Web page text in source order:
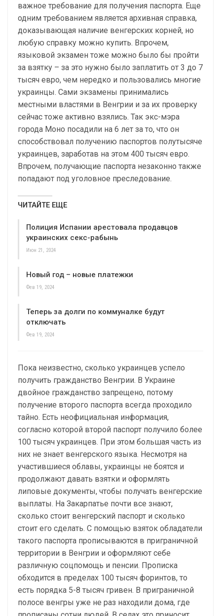
важное требование для получения паспорта. Еще
одним требованием является архивная справка,
доказывающая наличие венгерских корней, но
любую справку можно купить. Впрочем,
языковой экзамен тоже можно было бы пройти
за взятку – за это нужно было заплатить от 3 до 7
тысяч евро, чем нередко и пользовались многие
украинцы. Сами экзамены принимались
местными властями в Венгрии и за их проверку
сейчас тоже активно взялись. Так экс-мэра
города Моно посадили на 6 лет за то, что он
способствовал получению паспортов полутысяче
украинцев, заработав на этом 400 тысяч евро.
Впрочем, получающие паспорта незаконно также
попадают под уголовное преследование.
ЧИТАЙТЕ ЕЩЕ
Полиция Испании арестовала продавцов
украинских секс-рабынь
Июн 21, 2024
Новый год – новые платежки
Фев 19, 2024
Теперь за долги по коммуналке будут
отключать
Фев 19, 2024
Пока неизвестно, сколько украинцев успело
получить гражданство Венгрии. В Украине
двойное гражданство запрещено, потому
получение второго паспорта всегда проходило
тайно. Есть неофициальная информация,
согласно которой второй паспорт получило более
100 тысяч украинцев. При этом большая часть из
них не знает венгерского языка. Несмотря на
участившиеся облавы, украинцы не боятся и
продолжают давать взятки и оформлять
липовые документы, чтобы получать венгерские
выплаты. На Закарпатье почти все знают,
сколько стоит венгерский паспорт и сколько
стоит его сделать. С помощью взяток обладатели
такого паспорта прописываются в приграничной
территории в Венгрии и оформляют себе
различную соцпомощь и пенсии. Прописка
обходится в пределах 100 тысяч форинтов, то
есть порядка 5-8 тысяч гривен. В приграничной
полосе венгры уже не раз находили дома, где